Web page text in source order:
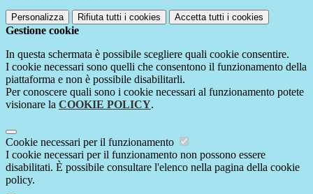
Personalizza Rifiuta tutti i cookies Accetta tutti i cookies
Gestione cookie
In questa schermata è possibile scegliere quali cookie consentire.
I cookie necessari sono quelli che consentono il funzionamento della
piattaforma e non è possibile disabilitarli.
Per conoscere quali sono i cookie necessari al funzionamento potete
visionare la COOKIE POLICY.
Cookie necessari per il funzionamento
I cookie necessari per il funzionamento non possono essere
disabilitati. È possibile consultare l'elenco nella pagina della cookie
policy.